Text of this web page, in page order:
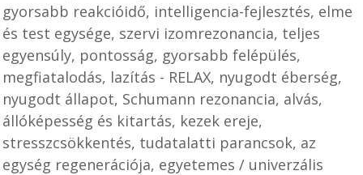
gyorsabb reakcióidő, intelligencia-fejlesztés, elme
és test egysége, szervi izomrezonancia, teljes
egyensúly, pontosság, gyorsabb felépülés,
megfiatalodás, lazítás - RELAX, nyugodt éberség,
nyugodt állapot, Schumann rezonancia, alvás,
állóképesség és kitartás, kezek ereje,
stresszcsökkentés, tudatalatti parancsok, az
egység regenerációja, egyetemes / univerzális